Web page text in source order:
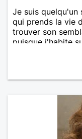
Je suis quelqu'un
qui prends la vie
trouver son
puisque j'habite